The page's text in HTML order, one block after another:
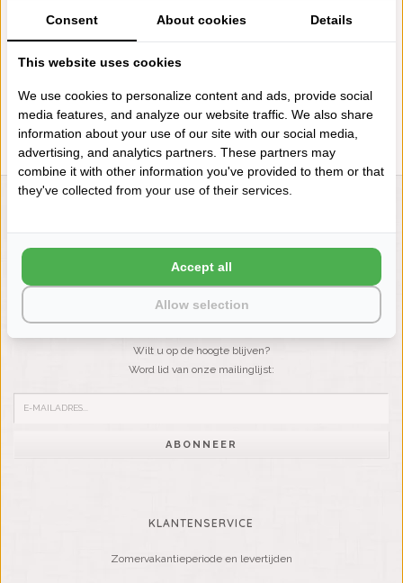
PER 6
+31 (0) 575 511817
NIEUWSBRIEF
Wilt u op de hoogte blijven?
Word lid van onze mailinglijst:
ABONNEER
KLANTENSERVICE
Zomervakantieperiode en levertijden
Consent About cookies Details
This website uses cookies
We use cookies to personalize content and ads, provide social
media features, and analyze our website traffic. We also share
information about your use of our site with our social media,
advertising, and analytics partners. These partners may
combine it with other information you've provided to them or that
they've collected from your use of their services.
Allow selection
Accept all